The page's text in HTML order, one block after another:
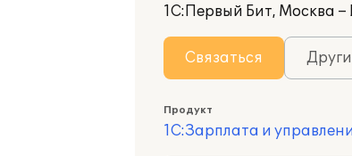
1С:Первый Бит, Москва
Связаться
Продукт
1С:Зарплата и